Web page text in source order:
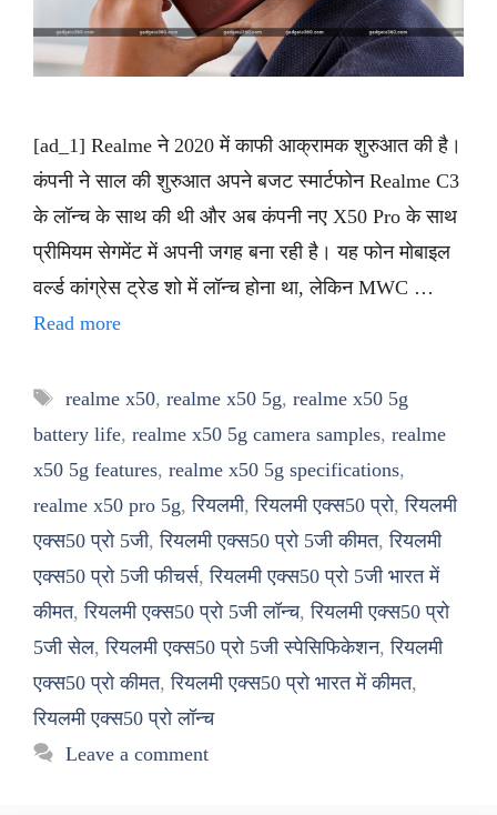
[ad_1] Realme ने 2020 में काफी आक्रामक शुरुआत की है।
कंपनी ने साल की शुरुआत अपने बजट स्मार्टफोन Realme C3
के लॉन्च के साथ की थी और अब कंपनी नए X50 Pro के साथ
प्रीमियम सेगमेंट में अपनी जगह बना रही है। यह फोन मोबाइल
वर्ल्ड कांग्रेस ट्रेड शो में लॉन्च होना था, लेकिन MWC …
Read more
Tags
realme x50, realme x50 5g, realme x50 5g
battery life, realme x50 5g camera samples, realme
x50 5g features, realme x50 5g specifications,
realme x50 pro 5g,रियलमी,रियलमी एक्स50 प्रो,रियलमी
एक्स50 प्रो 5जी,रियलमी एक्स50 प्रो 5जी कीमत,रियलमी
एक्स50 प्रो 5जी फीचर्स,रियलमी एक्स50 प्रो 5जी भारत में
कीमत,रियलमी एक्स50 प्रो 5जी लॉन्च,रियलमी एक्स50 प्रो
5जी सेल,रियलमी एक्स50 प्रो 5जी स्पेसिफिकेशन,रियलमी
एक्स50 प्रो कीमत,रियलमी एक्स50 प्रो भारत में कीमत,
रियलमी एक्स50 प्रो लॉन्च
Leave a comment